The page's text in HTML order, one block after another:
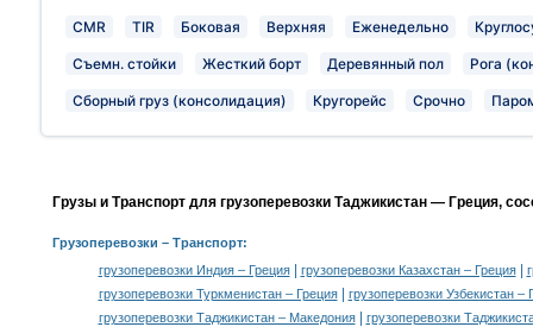
CMR TIR Боковая Верхняя Еженедельно
Съемн. стойки Жесткий борт Деревянный пол Рога
Сборный груз (консолидация) Кругорейс Срочно
Грузы и Транспорт для грузоперевозки Таджикистан — Греция,
Грузоперевозки – Транспорт:
грузоперевозки Индия – Греция| грузоперевозки Казахстан – Греция|
грузоперевозки Туркменистан – Греция|
грузоперевозки Узбекистан –
грузоперевозки Таджикистан – Македония| грузоперевозки